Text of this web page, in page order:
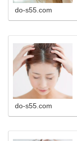
do-s55.com
do-s55.com